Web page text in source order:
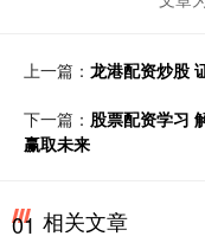
上一篇： 龙港配资炒股
下一篇： 股票配资学习
赢取未来
01 相关文章